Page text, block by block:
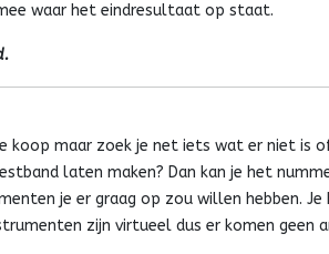
waar het eindresultaat op staat.
koop maar zoek je net iets wat er niet is
laten maken? Dan kan je het
je er graag op zou willen hebben.
zijn virtueel dus er komen geen